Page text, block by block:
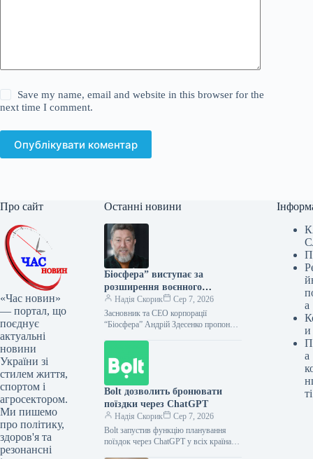
Save my name, email and website in this browser for the
next time I comment.
Опублікувати коментар
Про сайт
«Час новин»
— портал, що
поєднує
актуальні
новини
України зі
стилем життя,
спортом і
агросектором.
Ми пишемо
про політику,
здоров'я та
резонансні
Останні новини
Біосфера” виступає за
розширення воєнного
страхування та мораторій на
перевірки
Надія Скорик
Сер 7, 2026
Засновник та СЕО корпорації
“Біосфера” Андрій Здесенко пропонує
розширити її на товари…
Bolt дозволить бронювати
поїздки через ChatGPT
Надія Скорик
Сер 7, 2026
Bolt запустив функцію планування
поїздок через ChatGPT у всіх країнах
а
и
а
ті